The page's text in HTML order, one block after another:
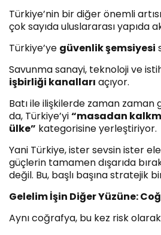
Türkiye’nin bir diğer önemli
çok sayıda uluslararası yapıda
Türkiye’ye güvenlik şemsiyesi
Savunma sanayi, teknoloji ve
işbirliği kanalları açıyor.
Batı ile ilişkilerde zaman zaman
da, Türkiye’yi“masadan
ülke” kategorisine yerleştiriyor.
Yani Türkiye, ister sevsin ister
güçlerin tamamen dışarıda
değil. Bu, başlı başına stratejik
Gelelim İşin Diğer Yüzüne:
Aynı coğrafya, bu kez risk olarak